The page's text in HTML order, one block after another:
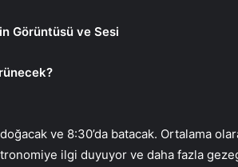
Görüntüsü ve Sesi
ve 8:30’da batacak. Ortalama
ilgi duyuyor ve daha fazla